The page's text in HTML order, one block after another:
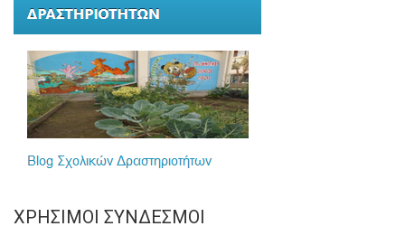
ΧΡΉΣΙΜΟΙ ΣΎΝΔΕΣΜΟΙ